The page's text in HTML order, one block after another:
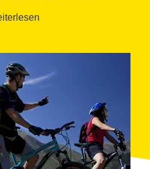
como deportistas de
acompaña en todas las
paddle , kayac o
escalada, BTT,
snowboard
...) - Grupos
empresas